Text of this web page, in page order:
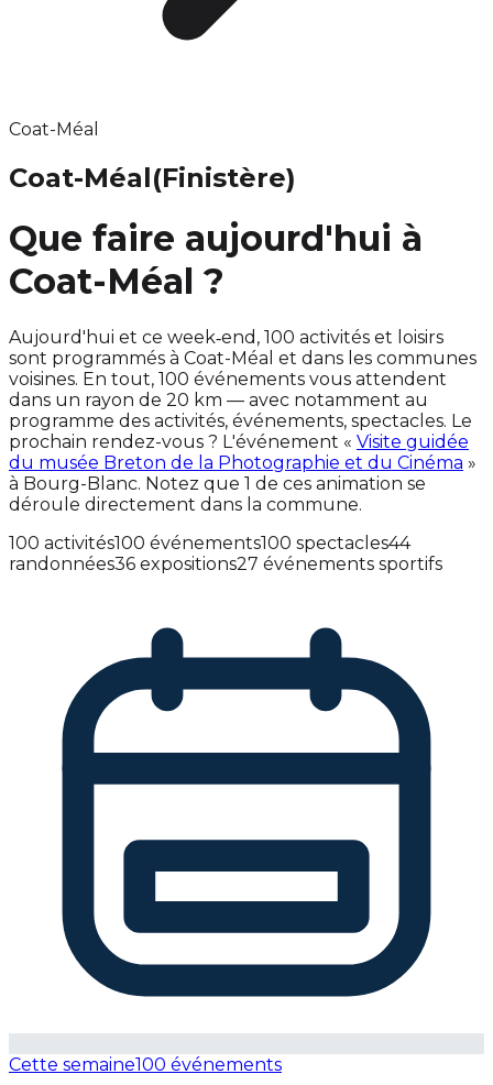
Coat-Méal
Coat-Méal(Finistère)
Que faire aujourd'hui à
Coat-Méal ?
Aujourd'hui et ce week‑end, 100 activités et loisirs
sont programmés à Coat-Méal et dans les communes
voisines. En tout, 100 événements vous attendent
dans un rayon de 20 km — avec notamment au
programme des activités, événements, spectacles. Le
prochain rendez-vous ? L'événement « Visite guidée
du musée Breton de la Photographie et du Cinéma »
à Bourg-Blanc. Notez que 1 de ces animation se
déroule directement dans la commune.
100 activités100 événements100 spectacles44
randonnées36 expositions27 événements sportifs
Cette semaine100 événements